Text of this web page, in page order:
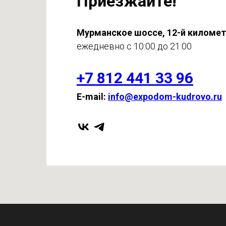
Мурманское шоссе, 12-й
ежедневно с 10:00 до 21:00
+7 812 441 33 96
E-mail: info@expodom-kudrovo.ru